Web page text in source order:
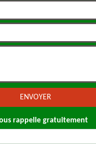
rappelle gratuitement